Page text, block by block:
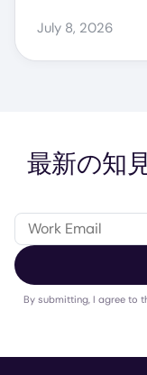
July 8, 2026
最新の知
By submitting, I agree to